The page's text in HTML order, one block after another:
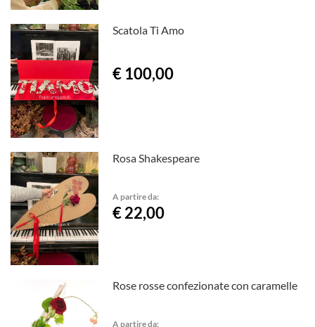
Scatola Ti Amo
€ 100,00
Rosa Shakespeare
A partire da:
€ 22,00
Rose rosse confezionate con caramelle
A partire da: